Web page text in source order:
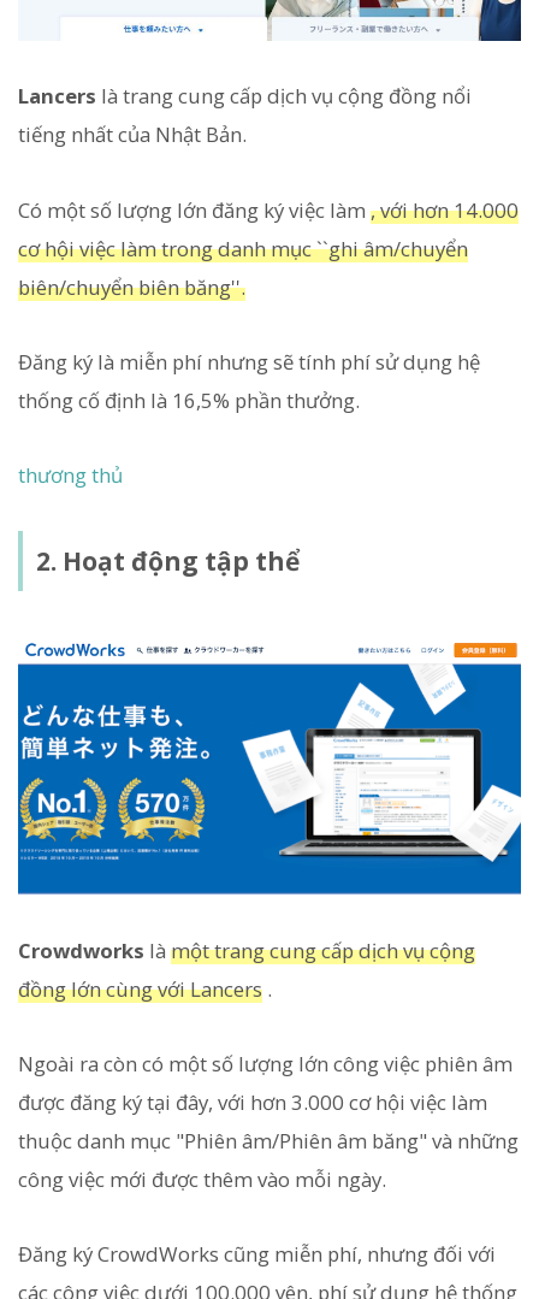
Lancers là trang cung cấp dịch vụ cộng đồng nổi
tiếng nhất của Nhật Bản.
Có một số lượng lớn đăng ký việc làm , với hơn 14.000
cơ hội việc làm trong danh mục ``ghi âm/chuyển
biên/chuyển biên băng''.
Đăng ký là miễn phí nhưng sẽ tính phí sử dụng hệ
thống cố định là 16,5% phần thưởng.
thương thủ
2. Hoạt động tập thể
Crowdworks là một trang cung cấp dịch vụ cộng
đồng lớn cùng với Lancers .
Ngoài ra còn có một số lượng lớn công việc phiên âm
được đăng ký tại đây, với hơn 3.000 cơ hội việc làm
thuộc danh mục "Phiên âm/Phiên âm băng" và những
công việc mới được thêm vào mỗi ngày.
Đăng ký CrowdWorks cũng miễn phí, nhưng đối với
các công việc dưới 100.000 yên, phí sử dụng hệ thống